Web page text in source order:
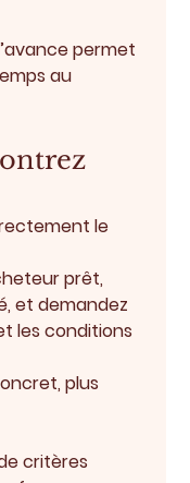
permet
au
le
prêt,
et demandez
les conditions
plus
critères